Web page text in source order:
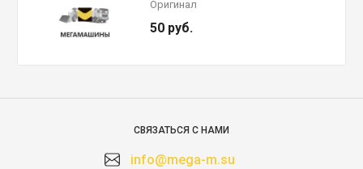
Оригинал
50 руб.
СВЯЗАТЬСЯ С НАМИ
info@mega-m.su